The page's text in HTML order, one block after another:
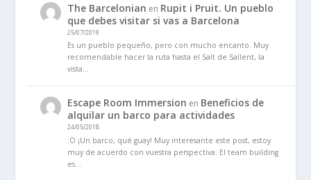
The Barcelonian en Rupit i Pruit. Un pueblo
que debes visitar si vas a Barcelona
25/07/2019
Es un pueblo pequeño, pero con mucho encanto. Muy
recomendable hacer la ruta hasta el Salt de Sallent, la
vista…
Escape Room Immersion en Beneficios de
alquilar un barco para actividades
24/05/2018
:O ¡Un barco, qué guay! Muy interesante este post, estoy
muy de acuerdo con vuestra perspectiva. El team building
es…